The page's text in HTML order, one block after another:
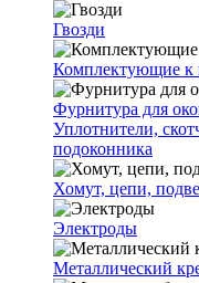
Гвозди
Комплектующие к
Фурнитура для
Уплотнители,
подоконника
Хомут, цепи,
Электроды
Металлический